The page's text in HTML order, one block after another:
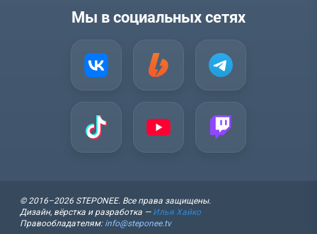
Мы в социальных сетях
© 2016–2026 STEPONEE. Все права защищены.
Дизайн, вёрстка и разработка — Илья Хайко
Правообладателям: info@steponee.tv